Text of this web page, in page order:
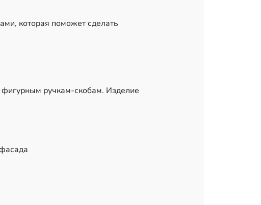
которая поможет сделать
фигурным ручкам-скобам. Изделие